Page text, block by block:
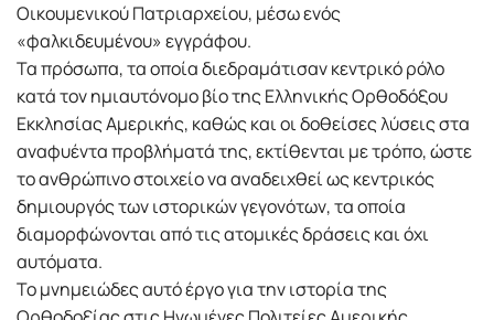
Οικουμενικού Πατριαρχείου, μέσω ενός
«φαλκιδευμένου» εγγράφου.
Τα πρόσωπα, τα οποία διεδραμάτισαν κεντρικό ρόλο
κατά τον ημιαυτόνομο βίο της Ελληνικής Ορθοδόξου
Εκκλησίας Αμερικής, καθώς και οι δοθείσες λύσεις στα
αναφυέντα προβλήματά της, εκτίθενται με τρόπο, ώστε
το ανθρώπινο στοιχείο να αναδειχθεί ως κεντρικός
δημιουργός των ιστορικών γεγονότων, τα οποία
διαμορφώνονται από τις ατομικές δράσεις και όχι
αυτόματα.
Το μνημειώδες αυτό έργο για την ιστορία της